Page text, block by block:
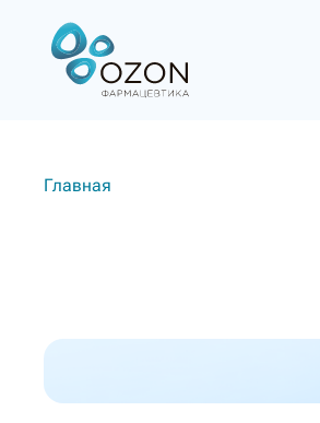
Главная